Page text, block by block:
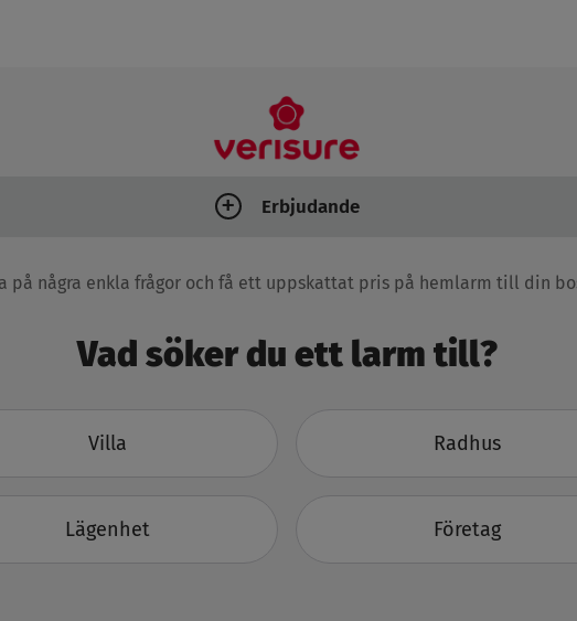
Erbjudande
på några enkla frågor och få ett uppskattat pris på hemlarm till din
Vad söker du ett larm till?
Villa Radhus
Lägenhet Företag